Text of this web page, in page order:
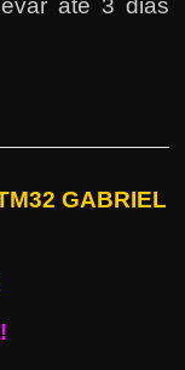
GABRIEL